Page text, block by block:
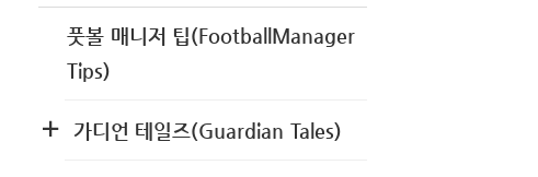
풋볼 매니저 팁(FootballManager
Tips)
가디언 테일즈(Guardian Tales)